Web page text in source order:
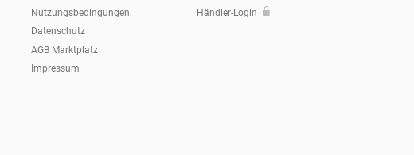
Nutzungsbedingungen
Datenschutz
AGB Marktplatz
Impressum
Händler-Login